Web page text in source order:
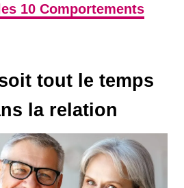
10 Comportements
tout le temps
la relation